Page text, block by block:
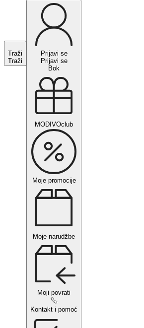
Traži
Traži
Prijavi se
Prijavi se
Bok
MODIVOclub
Moje promocije
Moje narudžbe
Moji povrati
Kontakt i pomoć